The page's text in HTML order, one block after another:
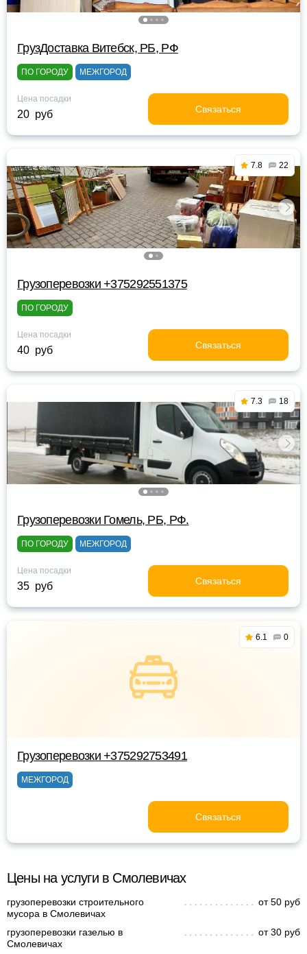
ГрузДоставка Витебск, РБ, РФ
ПО ГОРОДУ МЕЖГОРОД
Цена посадки
20 руб Связаться
7.8 22
Грузоперевозки +375292551375
ПО ГОРОДУ
Цена посадки
40 руб Связаться
7.3 18
Грузоперевозки Гомель, РБ, РФ.
ПО ГОРОДУ МЕЖГОРОД
Цена посадки
35 руб Связаться
6.1 0
Грузоперевозки +375292753491
МЕЖГОРОД
Связаться
Цены на услуги в Смолевичах
грузоперевозки строительного
мусора в Смолевичах
от 50 руб
грузоперевозки газелью в
Смолевичах
от 30 руб